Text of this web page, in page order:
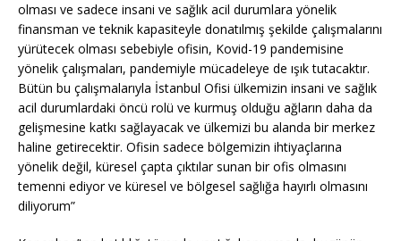
olması ve sadece insani ve sağlık acil durumlara yönelik
finansman ve teknik kapasiteyle donatılmış şekilde çalışmalarını
yürütecek olması sebebiyle ofisin, Kovid-19 pandemisine
yönelik çalışmaları, pandemiyle mücadeleye de ışık tutacaktır.
Bütün bu çalışmalarıyla İstanbul Ofisi ülkemizin insani ve sağlık
acil durumlardaki öncü rolü ve kurmuş olduğu ağların daha da
gelişmesine katkı sağlayacak ve ülkemizi bu alanda bir merkez
haline getirecektir. Ofisin sadece bölgemizin ihtiyaçlarına
yönelik değil, küresel çapta çıktılar sunan bir ofis olmasını
temenni ediyor ve küresel ve bölgesel sağlığa hayırlı olmasını
diliyorum”